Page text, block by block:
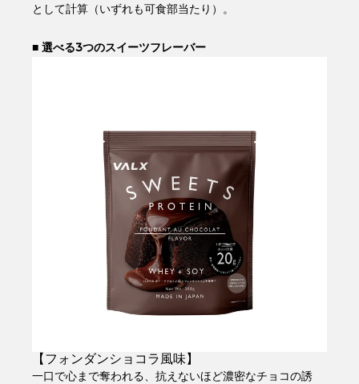
として計算（いずれも可食部当たり）。
■ 選べる3つのスイーツフレーバー
【フォンダンショコラ風味】
一口で心まで奪われる、抗えないほど濃密なチョコの誘